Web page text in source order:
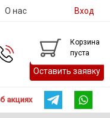
О нас Вход
Корзина
пуста
Оставить заявку
акциях